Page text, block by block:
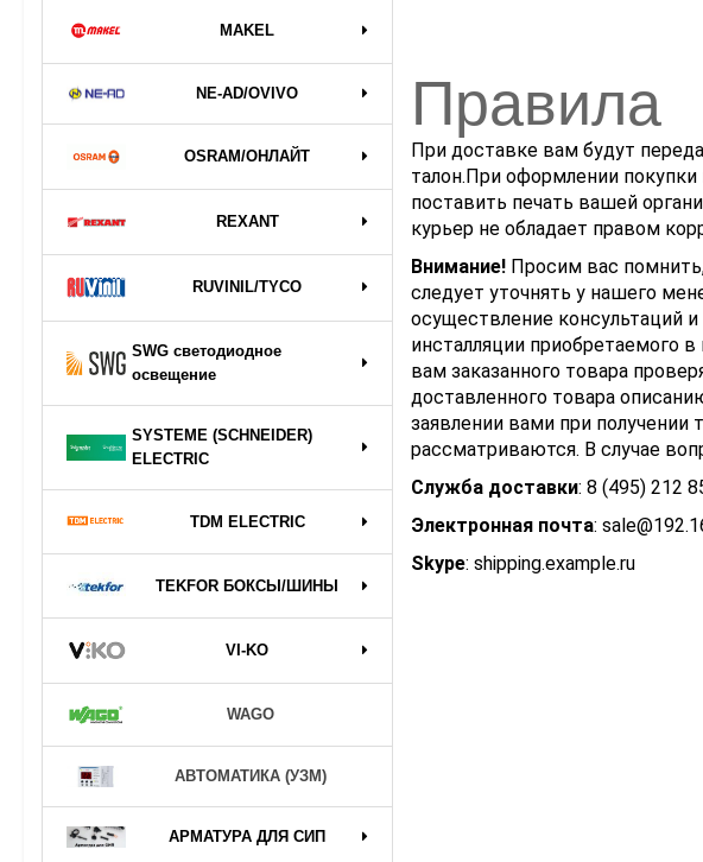
MAKEL
NE-AD/OVIVO
OSRAM/ОНЛАЙТ
REXANT
RUVINIL/TYCO
SWG светодиодное
освещение
SYSTEME (SCHNEIDER)
ELECTRIC
TDM ELECTRIC
TEKFOR БОКСЫ/ШИНЫ
VI-KO
WAGO
АВТОМАТИКА (УЗМ)
АРМАТУРА ДЛЯ СИП
Правила
При доставке вам будут
талон.При оформлении
поставить печать вашей
курьер не обладает правом
Внимание! Просим вас
следует уточнять у нашего
осуществление консультаций
инсталляции приобретаемого
вам заказанного товара
доставленного товара
заявлении вами при
рассматриваются. В случае
Служба доставки: 8 (495) 212
Электронная почта:
Skype: shipping.example.ru